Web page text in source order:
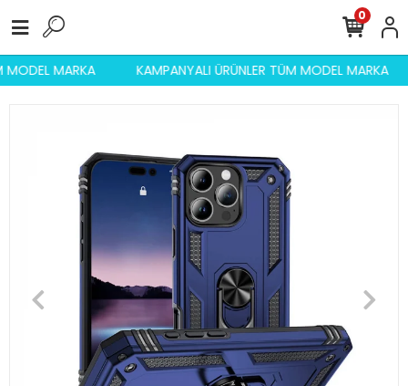
MODEL MARKA KAMPANYALI ÜRÜNLER TÜM MODEL MARKA
0